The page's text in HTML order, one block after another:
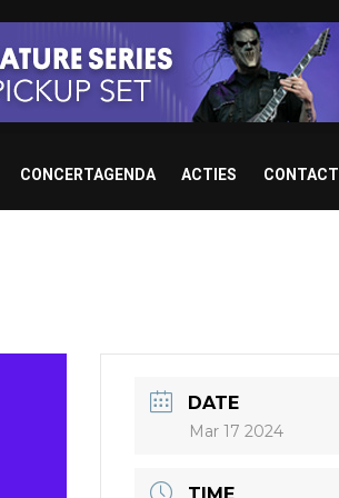
CONCERTAGENDA ACTIES CONTACT
DATE
Mar 17 2024